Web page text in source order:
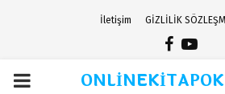
İletişim GİZLİLİK
PRIMARY